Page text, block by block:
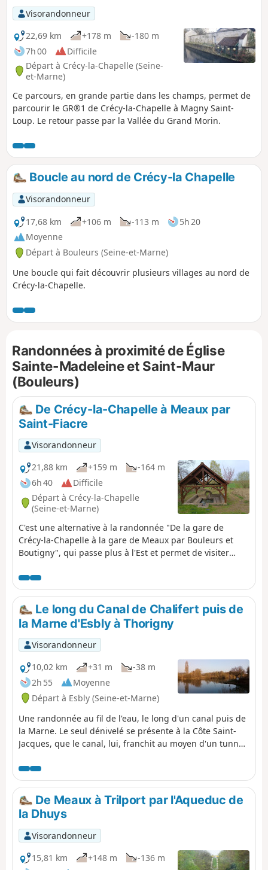
Visorandonneur
22,69 km
+178 m
-180 m
7h 00
Difficile
Départ à Crécy-la-Chapelle (Seine-
et-Marne)
Ce parcours, en grande partie dans les champs, permet de
parcourir le GR®1 de Crécy-la-Chapelle à Magny Saint-
Loup. Le retour passe par la Vallée du Grand Morin.
Boucle au nord de Crécy-la Chapelle
Visorandonneur
17,68 km
+106 m -113 m
5h 20
Moyenne
Départ à Bouleurs (Seine-et-Marne)
Une boucle qui fait découvrir plusieurs villages au nord de
Crécy-la-Chapelle.
Randonnées à proximité de Église
Sainte-Madeleine et Saint-Maur
(Bouleurs)
De Crécy-la-Chapelle à Meaux par
Saint-Fiacre
Visorandonneur
21,88 km
+159 m
-164 m
6h 40
Difficile
Départ à Crécy-la-Chapelle
(Seine-et-Marne)
C'est une alternative à la randonnée "De la gare de
Crécy-la-Chapelle à la gare de Meaux par Bouleurs et
Boutigny", qui passe plus à l'Est et permet de visiter
nique, et restaurant), et de traverser plusieurs champs
de puits pétroliers voisins. Le premier tiers traverse
surtout des zones cultivées, où les ondulations du
plateau permettent au regard de porter assez loin. On
traverse aussi les villages de Sancy et Vaucourtois, avec
leurs églises et châteaux respectifs. La seconde partie
est beaucoup plus variée, où on parcourt une section
d'Aqueduc de la Dhuys, longe de golf de Meaux-
Boutigny, traverse les forêts aux pieds du Bois le Comte,
longe la Marne avant de terminer par une visite rapide
(ou plus longue suivant l'humeur) du vieux centre de
Meaux.
Le long du Canal de Chalifert puis de
la Marne d'Esbly à Thorigny
Visorandonneur
10,02 km
+31 m
-38 m
2h 55
Moyenne
Départ à Esbly (Seine-et-Marne)
Une randonnée au fil de l'eau, le long d'un canal puis de
la Marne. Le seul dénivelé se présente à la Côte Saint-
Jacques, que le canal, lui, franchit au moyen d'un tunnel.
de la Dhuys apportent une touche patrimoniale.
De Meaux à Trilport par l'Aqueduc de
la Dhuys
Visorandonneur
15,81 km
+148 m
-136 m